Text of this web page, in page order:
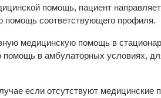
помощь, пациент
помощь соответствующего профиля.
медицинскую помощь в
в амбулаторных условиях,
если отсутствуют медицинские